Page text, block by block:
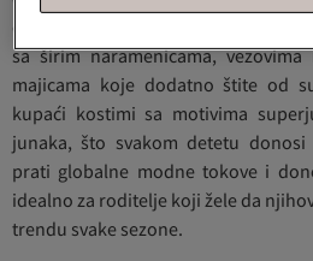
sa širim naramenicama,
majicama koje dodatno štite od
kupaći kostimi sa motivima
junaka, što svakom detetu
prati globalne modne tokove i
idealno za roditelje koji žele da
trendu svake sezone.